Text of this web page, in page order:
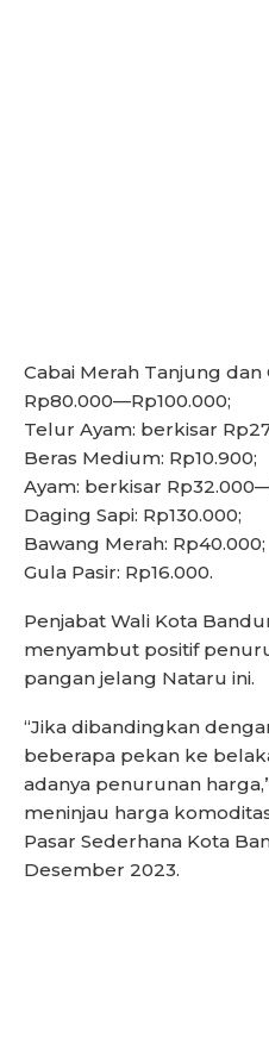
Cabai Merah Tanjung dan
Rp80.000—Rp100.000;
Telur Ayam: berkisar
Beras Medium: Rp10.900;
Ayam: berkisar
Daging Sapi: Rp130.000;
Bawang Merah: Rp40.000;
Gula Pasir: Rp16.000.
Penjabat Wali Kota
menyambut positif
pangan jelang Nataru ini.
“Jika dibandingkan
beberapa pekan ke
adanya penurunan
meninjau harga
Pasar Sederhana Kota
Desember 2023.